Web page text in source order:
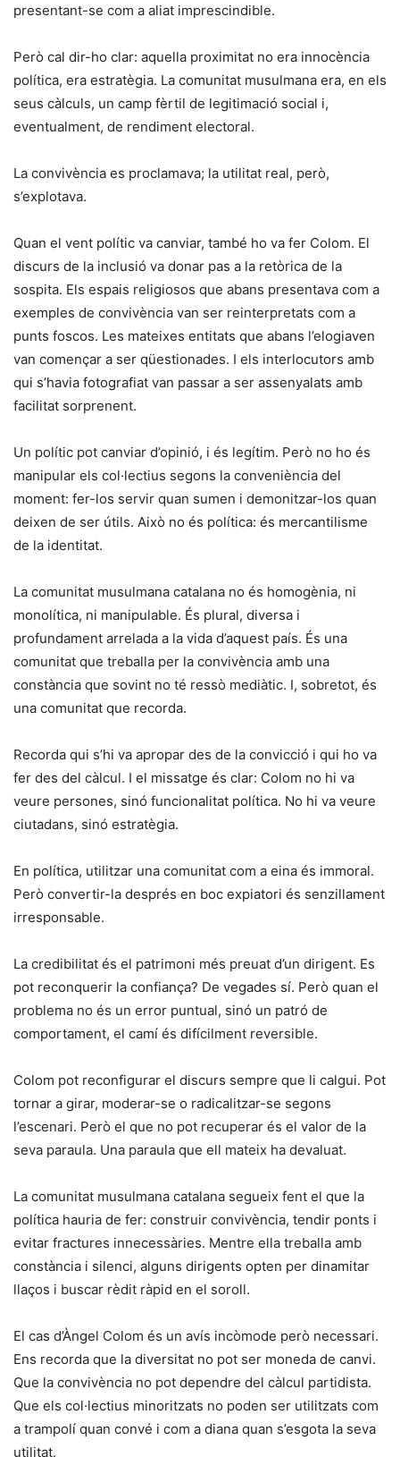
presentant-se com a aliat imprescindible.
Però cal dir-ho clar: aquella proximitat no era innocència
política, era estratègia. La comunitat musulmana era, en els
seus càlculs, un camp fèrtil de legitimació social i,
eventualment, de rendiment electoral.
La convivència es proclamava; la utilitat real, però,
s’explotava.
Quan el vent polític va canviar, també ho va fer Colom. El
discurs de la inclusió va donar pas a la retòrica de la
sospita. Els espais religiosos que abans presentava com a
exemples de convivència van ser reinterpretats com a
punts foscos. Les mateixes entitats que abans l’elogiaven
van començar a ser qüestionades. I els interlocutors amb
qui s’havia fotografiat van passar a ser assenyalats amb
facilitat sorprenent.
Un polític pot canviar d’opinió, i és legítim. Però no ho és
manipular els col·lectius segons la conveniència del
moment: fer-los servir quan sumen i demonitzar-los quan
deixen de ser útils. Això no és política: és mercantilisme
de la identitat.
La comunitat musulmana catalana no és homogènia, ni
monolítica, ni manipulable. És plural, diversa i
profundament arrelada a la vida d’aquest país. És una
comunitat que treballa per la convivència amb una
constància que sovint no té ressò mediàtic. I, sobretot, és
una comunitat que recorda.
Recorda qui s’hi va apropar des de la convicció i qui ho va
fer des del càlcul. I el missatge és clar: Colom no hi va
veure persones, sinó funcionalitat política. No hi va veure
ciutadans, sinó estratègia.
En política, utilitzar una comunitat com a eina és immoral.
Però convertir-la després en boc expiatori és senzillament
irresponsable.
La credibilitat és el patrimoni més preuat d’un dirigent. Es
pot reconquerir la confiança? De vegades sí. Però quan el
problema no és un error puntual, sinó un patró de
comportament, el camí és difícilment reversible.
Colom pot reconfigurar el discurs sempre que li calgui. Pot
tornar a girar, moderar-se o radicalitzar-se segons
l’escenari. Però el que no pot recuperar és el valor de la
seva paraula. Una paraula que ell mateix ha devaluat.
La comunitat musulmana catalana segueix fent el que la
política hauria de fer: construir convivència, tendir ponts i
evitar fractures innecessàries. Mentre ella treballa amb
constància i silenci, alguns dirigents opten per dinamitar
llaços i buscar rèdit ràpid en el soroll.
El cas d’Àngel Colom és un avís incòmode però necessari.
Ens recorda que la diversitat no pot ser moneda de canvi.
Que la convivència no pot dependre del càlcul partidista.
Que els col·lectius minoritzats no poden ser utilitzats com
a trampolí quan convé i com a diana quan s’esgota la seva
utilitat.